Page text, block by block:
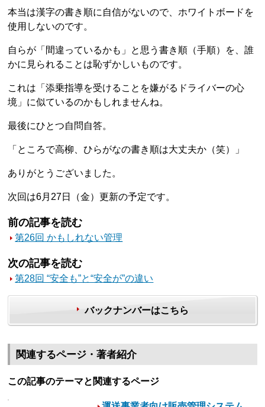
本当は漢字の書き順に自信がないので、ホワイトボードを
使用しないのです。
自らが「間違っているかも」と思う書き順（手順）を、誰
かに見られることは恥ずかしいものです。
これは「添乗指導を受けることを嫌がるドライバーの心
境」に似ているのかもしれませんね。
最後にひとつ自問自答。
「ところで高柳、ひらがなの書き順は大丈夫か（笑）」
ありがとうございました。
次回は6月27日（金）更新の予定です。
前の記事を読む
第26回 かもしれない管理
次の記事を読む
第28回 “安全も”と“安全が”の違い
バックナンバーはこちら
関連するページ・著者紹介
この記事のテーマと関連するページ